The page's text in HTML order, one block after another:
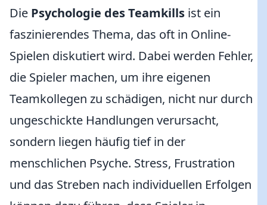
Die Psychologie des Teamkills ist ein
faszinierendes Thema, das oft in Online-
Spielen diskutiert wird. Dabei werden Fehler,
die Spieler machen, um ihre eigenen
Teamkollegen zu schädigen, nicht nur durch
ungeschickte Handlungen verursacht,
sondern liegen häufig tief in der
menschlichen Psyche. Stress, Frustration
und das Streben nach individuellen Erfolgen